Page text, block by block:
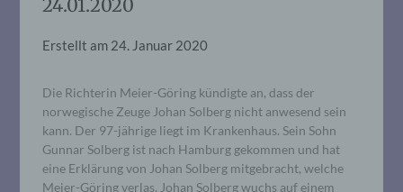
24.01.2020
Erstellt am 24. Januar 2020
Die Richterin Meier-Göring kündigte an, dass der
norwegische Zeuge Johan Solberg nicht anwesend sein
kann. Der 97-jährige liegt im Krankenhaus. Sein Sohn
Gunnar Solberg ist nach Hamburg gekommen und hat
eine Erklärung von Johan Solberg mitgebracht, welche
Meier-Göring verlas. Johan Solberg wuchs auf einem